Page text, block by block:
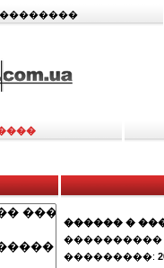
������ �
����������
���������: